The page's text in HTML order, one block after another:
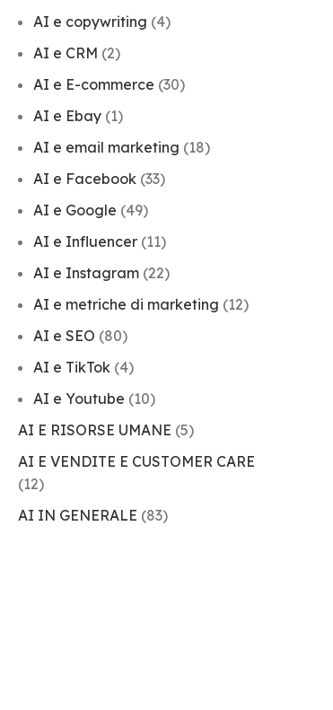
AI e copywriting (4)
AI e CRM (2)
AI e E-commerce (30)
AI e Ebay(1)
AI e email marketing (18)
AI e Facebook(33)
AI e Google (49)
AI e Influencer(11)
AI e Instagram(22)
AI e metriche di marketing (12)
AI e SEO (80)
AI e TikTok(4)
AI e Youtube (10)
AI E RISORSE UMANE (5)
AI E VENDITE E CUSTOMER CARE
(12)
AI IN GENERALE (83)